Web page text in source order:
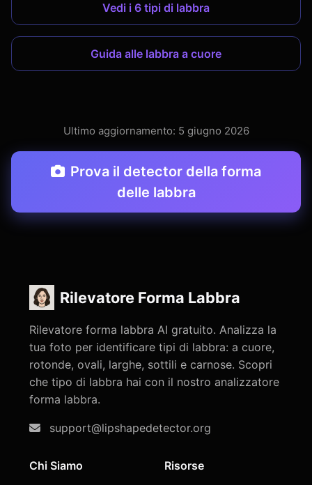
Vedi i 6 tipi di labbra
Guida alle labbra a cuore
Ultimo aggiornamento: 5 giugno 2026
Prova il detector della forma
delle labbra
Rilevatore Forma Labbra
Rilevatore forma labbra AI gratuito. Analizza la
tua foto per identificare tipi di labbra: a cuore,
rotonde, ovali, larghe, sottili e carnose. Scopri
che tipo di labbra hai con il nostro analizzatore
forma labbra.
support@lipshapedetector.org
Chi Siamo
Risorse